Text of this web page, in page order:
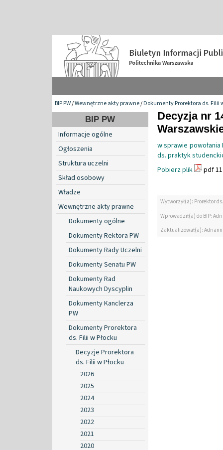
BIP PW/Wewnętrzne akty prawne/Dokumenty Prorektora ds. Filii
BIP PW
Informacje ogólne
Ogłoszenia
Struktura uczelni
Skład osobowy
Władze
Wewnętrzne akty prawne
Dokumenty ogólne
Dokumenty Rektora PW
Dokumenty Rady Uczelni
Dokumenty Senatu PW
Dokumenty Rad
Naukowych Dyscyplin
Dokumenty Kanclerza
PW
Dokumenty Prorektora
ds. Filii w Płocku
Decyzje Prorektora
ds. Filii w Płocku
2026
2025
2024
2023
2022
2021
2020
Decyzja nr
w sprawie
ds. praktyk
Pobierz plik
pdf
Wytworzył(a): Prorektor
Wprowadził(a) do BIP:
Zaktualizował(a):